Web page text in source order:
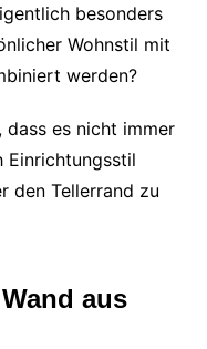
besonders
Wohnstil mit
werden?
dass es nicht immer
Einrichtungsstil
den Tellerrand zu
aus